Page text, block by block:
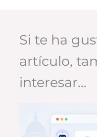
Si te ha
artículo,
interesar…